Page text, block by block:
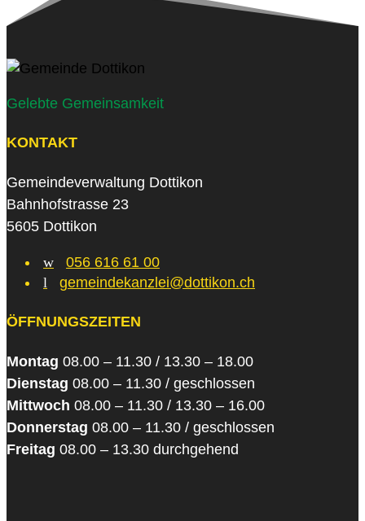
Gelebte Gemeinsamkeit
KONTAKT
Gemeindeverwaltung Dottikon
Bahnhofstrasse 23
5605 Dottikon
w
056 616 61 00
l
gemeindekanzlei@dottikon.ch
ÖFFNUNGSZEITEN
Montag 08.00 – 11.30 / 13.30 – 18.00
Dienstag 08.00 – 11.30 / geschlossen
Mittwoch 08.00 – 11.30 / 13.30 – 16.00
Donnerstag 08.00 – 11.30 / geschlossen
Freitag 08.00 – 13.30 durchgehend